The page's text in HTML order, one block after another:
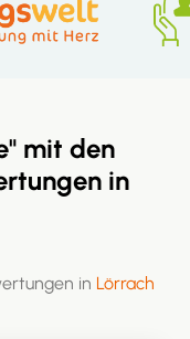
mit den
in
in Lörrach